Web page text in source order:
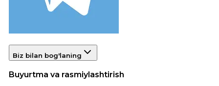
Biz bilan bog'laning
Buyurtma va rasmiylashtirish